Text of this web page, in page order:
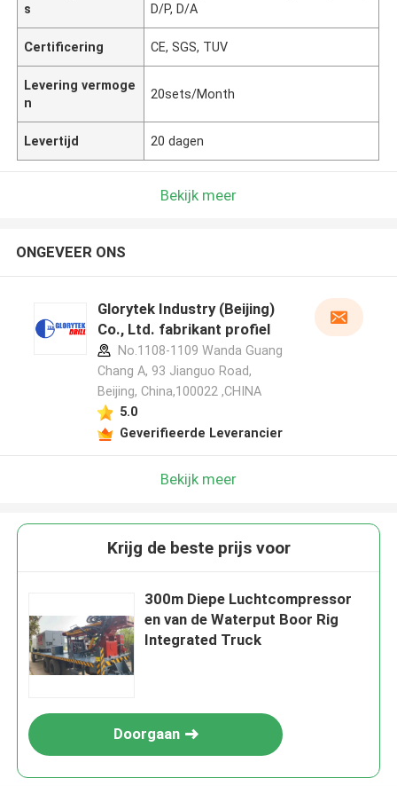
s
D/P, D/A
Certificering CE, SGS, TUV
Levering vermoge
n
20sets/Month
Levertijd 20 dagen
Bekijk meer
ONGEVEER ONS
Glorytek Industry (Beijing)
Co., Ltd. fabrikant profiel
No.1108-1109 Wanda Guang
Chang A, 93 Jianguo Road,
Beijing, China,100022 ,CHINA
5.0
Geverifieerde Leverancier
Bekijk meer
Krijg de beste prijs voor
300m Diepe Luchtcompressor
en van de Waterput Boor Rig
Integrated Truck
Doorgaan